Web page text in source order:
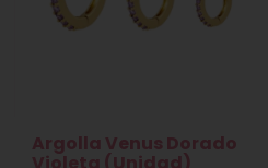
Argolla Venus Dorado